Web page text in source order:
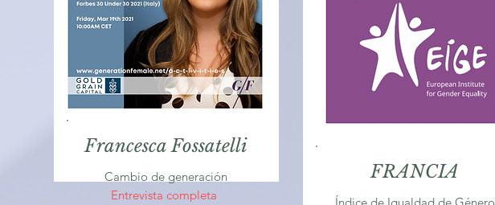
Francesca Fossatelli
Cambio de generación
Entrevista completa
FRANCIA